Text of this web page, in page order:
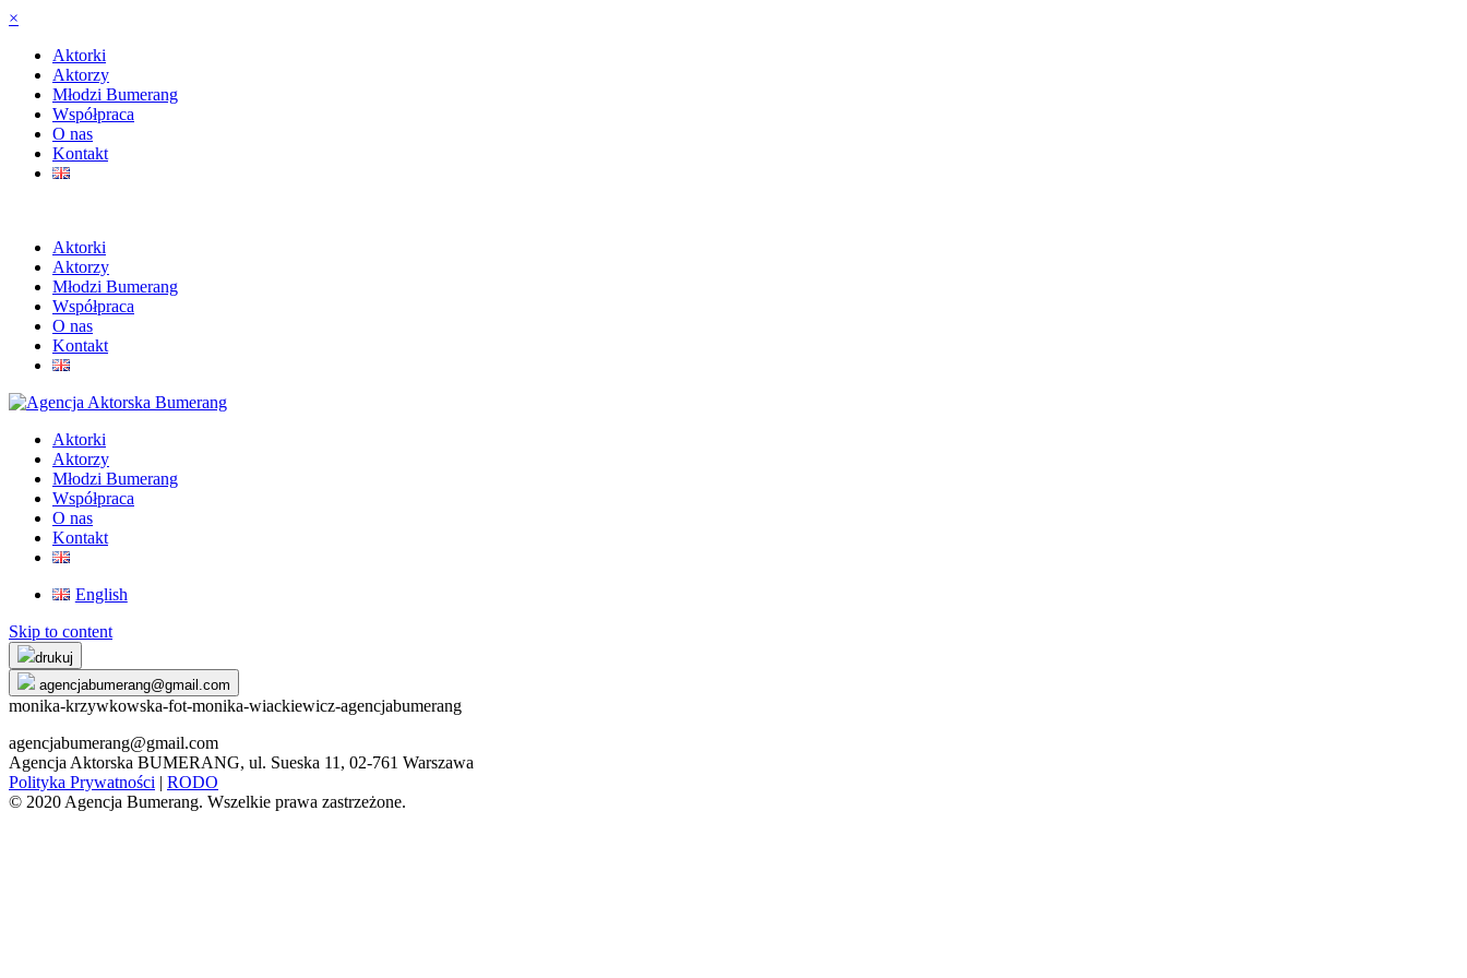
×
Aktorki
Aktorzy
Młodzi Bumerang
Współpraca
O nas
Kontakt
Aktorki
Aktorzy
Młodzi Bumerang
Współpraca
O nas
Kontakt
Aktorki
Aktorzy
Młodzi Bumerang
Współpraca
O nas
Kontakt
English
Skip to content
drukuj
agencjabumerang@gmail.com
monika-krzywkowska-fot-monika-wiackiewicz-agencjabumerang
agencjabumerang@gmail.com
Agencja Aktorska BUMERANG, ul. Sueska 11, 02-761 Warszawa
Polityka Prywatności | RODO
© 2020 Agencja Bumerang. Wszelkie prawa zastrzeżone.